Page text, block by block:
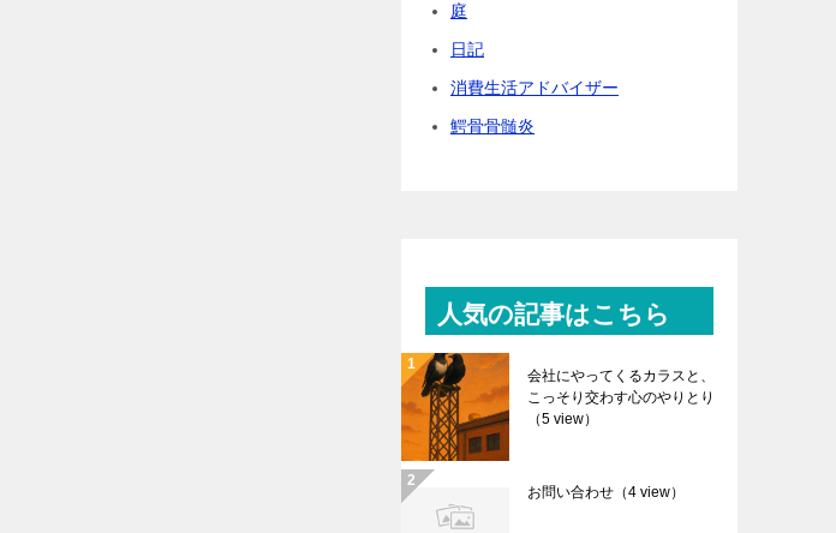
庭
日記
消費生活アドバイザー
鰐骨骨髄炎
人気の記事はこちら
会社にやってくるカラスと、
こっそり交わす心のやりとり
（5 view）
お問い合わせ （4 view）